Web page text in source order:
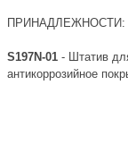
ПРИНАДЛЕЖНОСТИ:
S197N-01 - Штатив
антикоррозийное